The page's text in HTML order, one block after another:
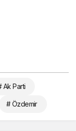
Ak Parti
# Özdemir